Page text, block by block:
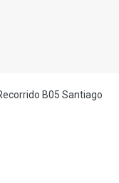
B05 Santiago